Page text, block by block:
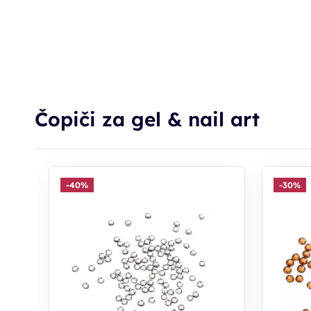
Čopiči za gel & nail art
-40% -30%